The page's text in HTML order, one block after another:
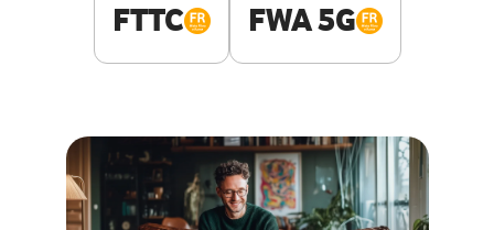
FTTC FWA 5G